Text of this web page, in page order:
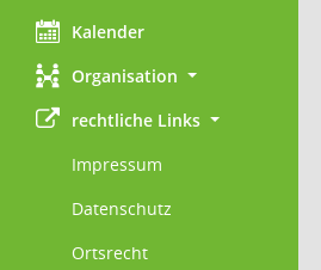
Kalender
Organisation
rechtliche Links
Impressum
Datenschutz
Ortsrecht